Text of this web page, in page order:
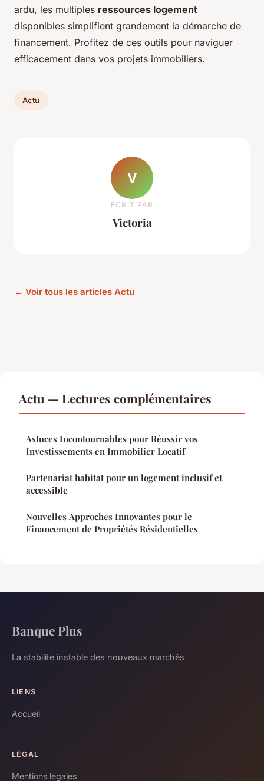
ardu, les multiples ressources logement
disponibles simplifient grandement la démarche de
financement. Profitez de ces outils pour naviguer
efficacement dans vos projets immobiliers.
Actu
V
ECRIT PAR
Victoria
← Voir tous les articles Actu
Actu — Lectures complémentaires
Astuces Incontournables pour Réussir vos
Investissements en Immobilier Locatif
Partenariat habitat pour un logement inclusif et
accessible
Nouvelles Approches Innovantes pour le
Financement de Propriétés Résidentielles
Banque Plus
La stabilité instable des nouveaux marchés
LIENS
Accueil
LÉGAL
Mentions légales